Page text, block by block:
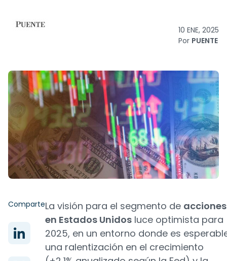
10 ENE, 2025
Por PUENTE
ComparteLa visión para el segmento de acciones
en Estados Unidos luce optimista para
2025, en un entorno donde es
una ralentización en el crecimiento